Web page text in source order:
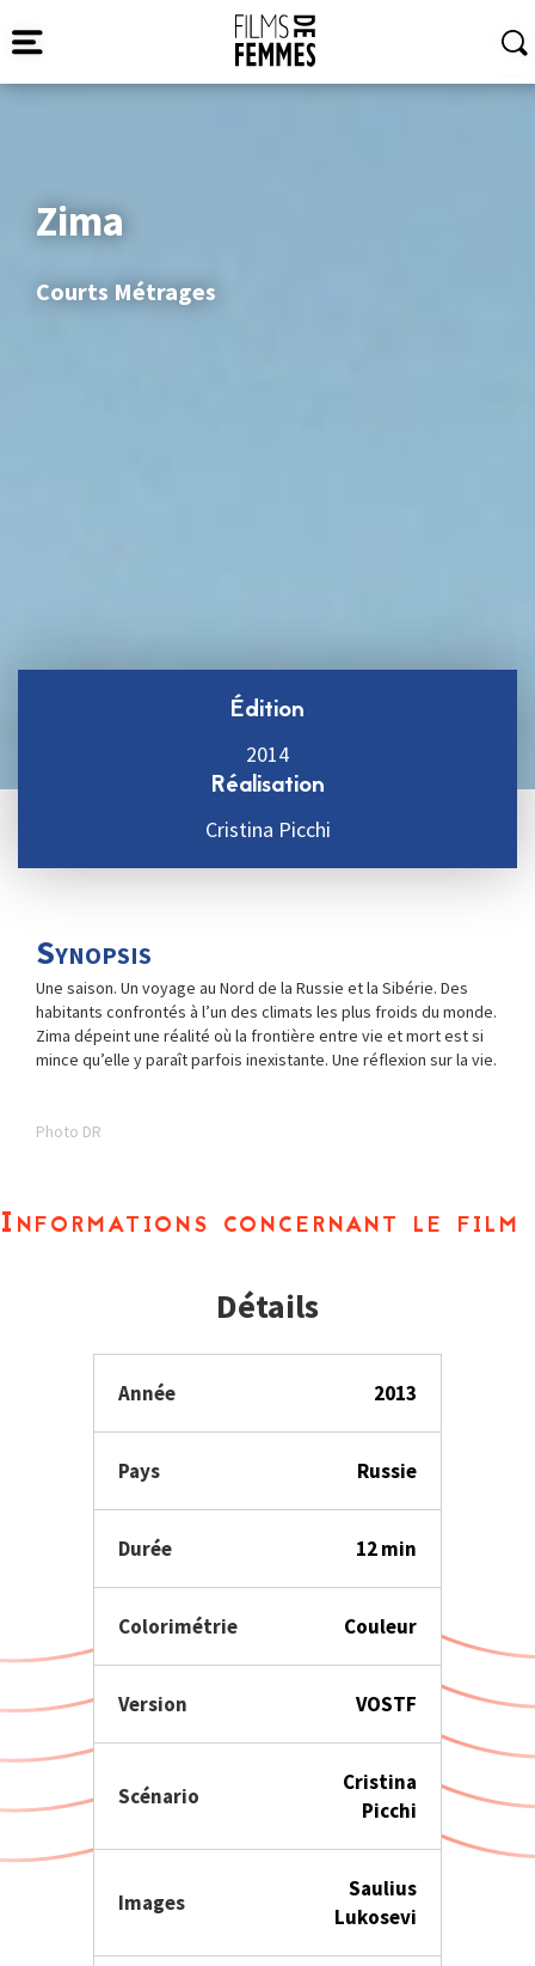
Zima
Courts Métrages
Édition
2014
Réalisation
Cristina Picchi
Synopsis
Une saison. Un voyage au Nord de la Russie et la Sibérie. Des
habitants confrontés à l’un des climats les plus froids du monde.
Zima dépeint une réalité où la frontière entre vie et mort est si
mince qu’elle y paraît parfois inexistante. Une réflexion sur la vie.
Photo DR
Informations concernant le film
Détails
Année 2013
Pays Russie
Durée 12 min
Colorimétrie Couleur
Version VOSTF
Scénario
Cristina
Picchi
Images
Saulius
Lukosevi